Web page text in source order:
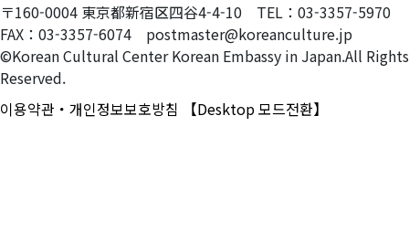
〒160-0004 東京都新宿区四谷4-4-10 TEL：03-3357-5970
FAX：03-3357-6074 postmaster@koreanculture.jp
©Korean Cultural Center Korean Embassy in Japan.All Rights
Reserved.
이용약관・개인정보보호방침
【Desktop 모드전환】